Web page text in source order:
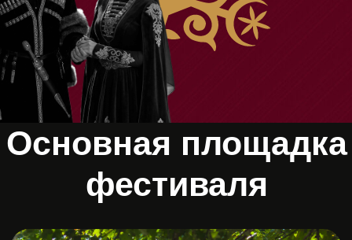
Здравница
«Лаго-Наки»
Здравница «Лаго‐Наки» 4* –
единственная клиника среди
санаторно‐курортных организаций
России со специализацией на лечении
заболеваний позвоночника
воздух, пространство для
восстановления. За 19 лет здесь
здоровье, соединяя западную